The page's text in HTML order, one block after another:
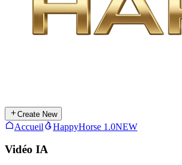
Create New
Accueil HappyHorse 1.0NEW
Vidéo IA